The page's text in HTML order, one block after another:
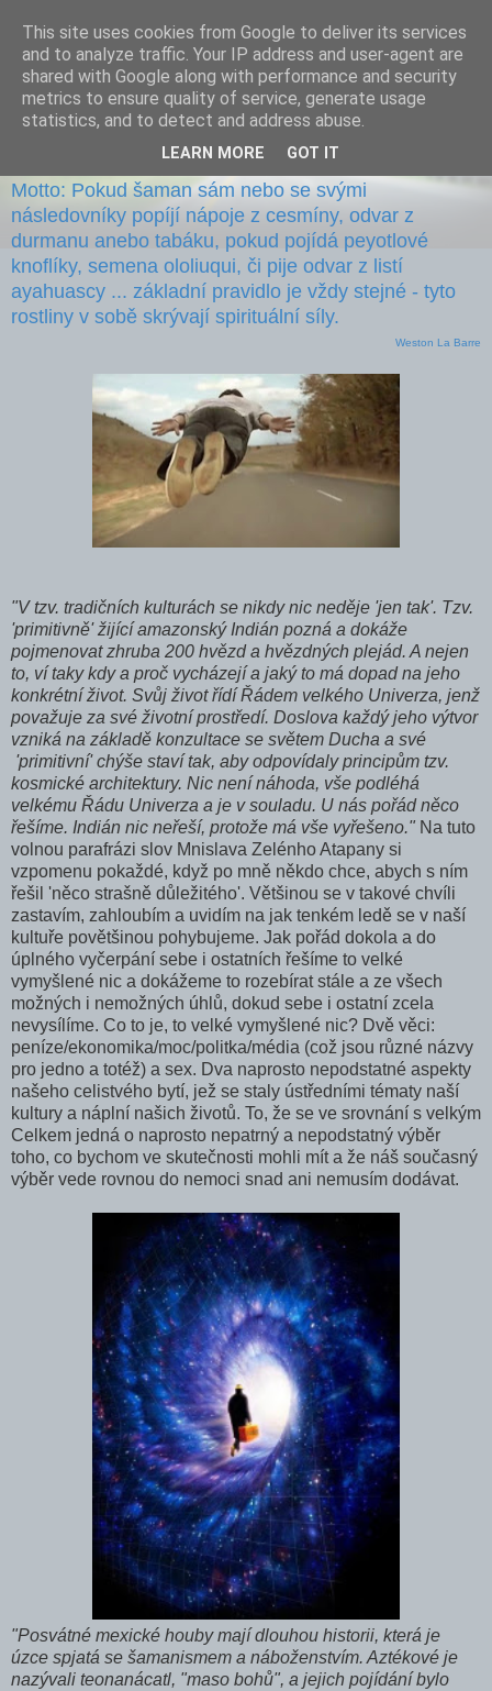
Kdy a kde jsem skutečný?
Motto: Pokud šaman sám nebo se svými
následovníky popíjí nápoje z cesmíny, odvar z
durmanu anebo tabáku, pokud pojídá peyotlové
knoflíky, semena ololiuqui, či pije odvar z listí
ayahuascy ... základní pravidlo je vždy stejné - tyto
rostliny v sobě skrývají spirituální síly.
Weston La Barre
"V tzv. tradičních kulturách se nikdy nic neděje 'jen tak'. Tzv.
'primitivně' žijící amazonský Indián pozná a dokáže
pojmenovat zhruba 200 hvězd a hvězdných plejád. A nejen
to, ví taky kdy a proč vycházejí a jaký to má dopad na jeho
konkrétní život. Svůj život řídí Řádem velkého Univerza, jenž
považuje za své životní prostředí. Doslova každý jeho výtvor
vzniká na základě konzultace se světem Ducha a své
'primitivní' chýše staví tak, aby odpovídaly principům tzv.
kosmické architektury. Nic není náhoda, vše podléhá
velkému Řádu Univerza a je v souladu. U nás pořád něco
řešíme. Indián nic neřeší, protože má vše vyřešeno." Na tuto
volnou parafrázi slov Mnislava Zelénho Atapany si
vzpomenu pokaždé, když po mně někdo chce, abych s ním
řešil 'něco strašně důležitého'. Většinou se v takové chvíli
zastavím, zahloubím a uvidím na jak tenkém ledě se v naší
kultuře povětšinou pohybujeme. Jak pořád dokola a do
úplného vyčerpání sebe i ostatních řešíme to velké
vymyšlené nic a dokážeme to rozebírat stále a ze všech
možných i nemožných úhlů, dokud sebe i ostatní zcela
nevysílíme. Co to je, to velké vymyšlené nic? Dvě věci:
peníze/ekonomika/moc/politka/média (což jsou různé názvy
pro jedno a totéž) a sex. Dva naprosto nepodstatné aspekty
našeho celistvého bytí, jež se staly ústředními tématy naší
kultury a náplní našich životů. To, že se ve srovnání s velkým
Celkem jedná o naprosto nepatrný a nepodstatný výběr
toho, co bychom ve skutečnosti mohli mít a že náš současný
výběr vede rovnou do nemoci snad ani nemusím dodávat.
"Posvátné mexické houby mají dlouhou historii, která je
úzce spjatá se šamanismem a náboženstvím. Aztékové je
nazývali teonanácatl, "maso bohů", a jejich pojídání bylo
This site uses cookies from Google to deliver its services
and to analyze traffic. Your IP address and user-agent are
shared with Google along with performance and security
metrics to ensure quality of service, generate usage
statistics, and to detect and address abuse.
LEARN MORE GOT IT